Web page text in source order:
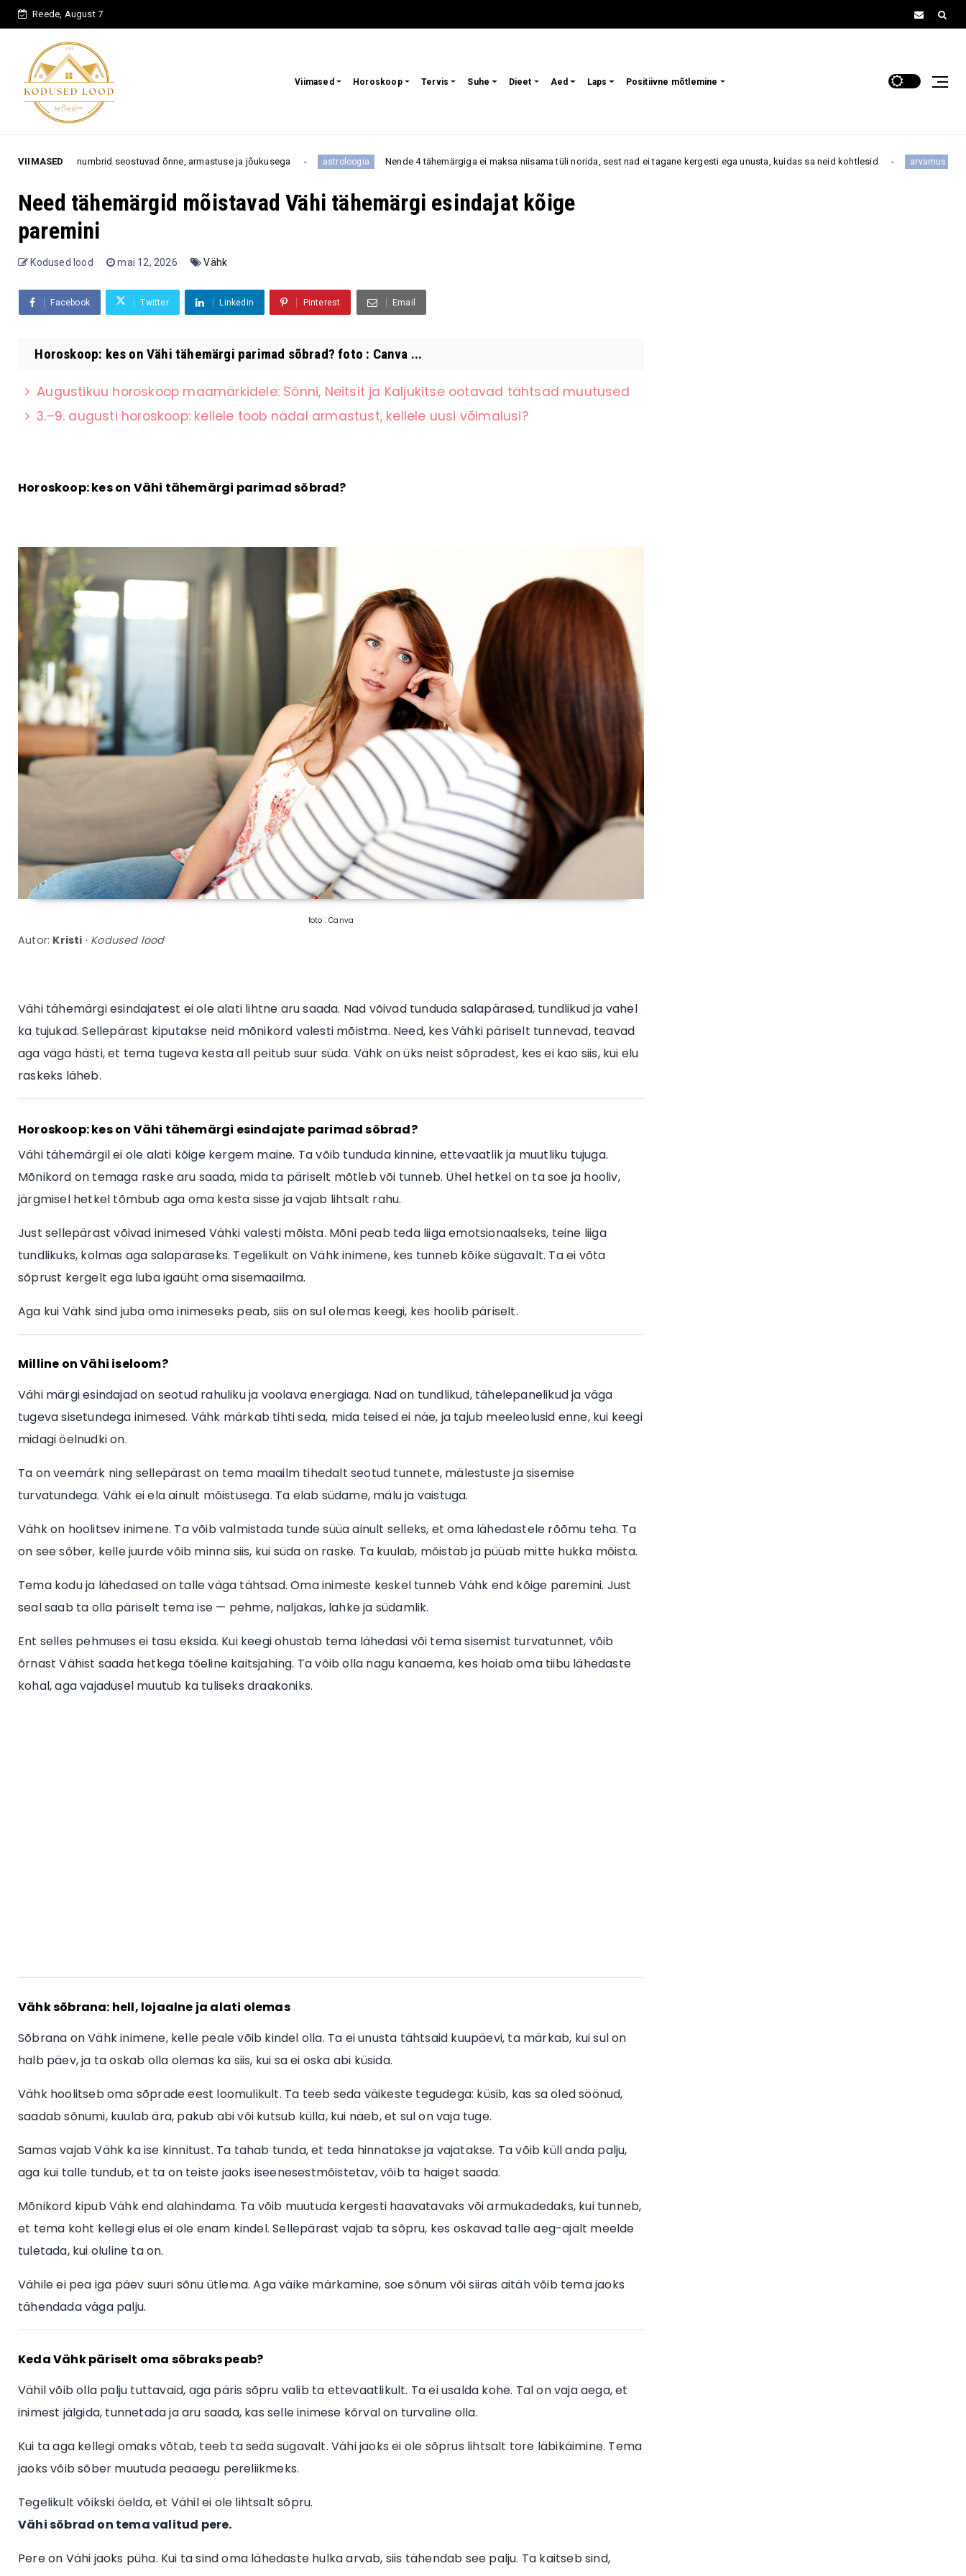
Reede, August 7
Viimased Horoskoop Tervis Suhe Dieet Aed Laps Positiivne mõtlemine
VIIMASED
seostuvad õnne, armastuse ja jõukusega astroloogia Nende 4 tähemärgiga ei maksa niisama tüli norida, sest nad ei tagane kergesti ega unusta, kuidas sa neid kohtlesid arvamus „Bikiinid pole
Need tähemärgid mõistavad Vähi tähemärgi esindajat kõige
paremini
Kodused lood mai 12, 2026 Vähk
Facebook Twitter Linkedin Pinterest Email
Horoskoop: kes on Vähi tähemärgi parimad sõbrad? foto : Canva ...
Augustikuu horoskoop maamärkidele: Sõnni, Neitsit ja Kaljukitse ootavad tähtsad muutused
3.–9. augusti horoskoop: kellele toob nädal armastust, kellele uusi võimalusi?
Horoskoop: kes on Vähi tähemärgi parimad sõbrad?
foto : Canva
Autor: Kristi · Kodused lood
Vähi tähemärgi esindajatest ei ole alati lihtne aru saada. Nad võivad tunduda salapärased, tundlikud ja vahel
ka tujukad. Sellepärast kiputakse neid mõnikord valesti mõistma. Need, kes Vähki päriselt tunnevad, teavad
aga väga hästi, et tema tugeva kesta all peitub suur süda. Vähk on üks neist sõpradest, kes ei kao siis, kui elu
raskeks läheb.
Horoskoop: kes on Vähi tähemärgi esindajate parimad sõbrad?
Vähi tähemärgil ei ole alati kõige kergem maine. Ta võib tunduda kinnine, ettevaatlik ja muutliku tujuga.
Mõnikord on temaga raske aru saada, mida ta päriselt mõtleb või tunneb. Ühel hetkel on ta soe ja hooliv,
järgmisel hetkel tõmbub aga oma kesta sisse ja vajab lihtsalt rahu.
Just sellepärast võivad inimesed Vähki valesti mõista. Mõni peab teda liiga emotsionaalseks, teine liiga
tundlikuks, kolmas aga salapäraseks. Tegelikult on Vähk inimene, kes tunneb kõike sügavalt. Ta ei võta
sõprust kergelt ega luba igaüht oma sisemaailma.
Aga kui Vähk sind juba oma inimeseks peab, siis on sul olemas keegi, kes hoolib päriselt.
Milline on Vähi iseloom?
Vähi märgi esindajad on seotud rahuliku ja voolava energiaga. Nad on tundlikud, tähelepanelikud ja väga
tugeva sisetundega inimesed. Vähk märkab tihti seda, mida teised ei näe, ja tajub meeleolusid enne, kui keegi
midagi öelnudki on.
Ta on veemärk ning sellepärast on tema maailm tihedalt seotud tunnete, mälestuste ja sisemise
turvatundega. Vähk ei ela ainult mõistusega. Ta elab südame, mälu ja vaistuga.
Vähk on hoolitsev inimene. Ta võib valmistada tunde süüa ainult selleks, et oma lähedastele rõõmu teha. Ta
on see sõber, kelle juurde võib minna siis, kui süda on raske. Ta kuulab, mõistab ja püüab mitte hukka mõista.
Tema kodu ja lähedased on talle väga tähtsad. Oma inimeste keskel tunneb Vähk end kõige paremini. Just
seal saab ta olla päriselt tema ise — pehme, naljakas, lahke ja südamlik.
Ent selles pehmuses ei tasu eksida. Kui keegi ohustab tema lähedasi või tema sisemist turvatunnet, võib
õrnast Vähist saada hetkega tõeline kaitsjahing. Ta võib olla nagu kanaema, kes hoiab oma tiibu lähedaste
kohal, aga vajadusel muutub ka tuliseks draakoniks.
Vähk sõbrana: hell, lojaalne ja alati olemas
Sõbrana on Vähk inimene, kelle peale võib kindel olla. Ta ei unusta tähtsaid kuupäevi, ta märkab, kui sul on
halb päev, ja ta oskab olla olemas ka siis, kui sa ei oska abi küsida.
Vähk hoolitseb oma sõprade eest loomulikult. Ta teeb seda väikeste tegudega: küsib, kas sa oled söönud,
saadab sõnumi, kuulab ära, pakub abi või kutsub külla, kui näeb, et sul on vaja tuge.
Samas vajab Vähk ka ise kinnitust. Ta tahab tunda, et teda hinnatakse ja vajatakse. Ta võib küll anda palju,
aga kui talle tundub, et ta on teiste jaoks iseenesestmõistetav, võib ta haiget saada.
Mõnikord kipub Vähk end alahindama. Ta võib muutuda kergesti haavatavaks või armukadedaks, kui tunneb,
et tema koht kellegi elus ei ole enam kindel. Sellepärast vajab ta sõpru, kes oskavad talle aeg-ajalt meelde
tuletada, kui oluline ta on.
Vähile ei pea iga päev suuri sõnu ütlema. Aga väike märkamine, soe sõnum või siiras aitäh võib tema jaoks
tähendada väga palju.
Keda Vähk päriselt oma sõbraks peab?
Vähil võib olla palju tuttavaid, aga päris sõpru valib ta ettevaatlikult. Ta ei usalda kohe. Tal on vaja aega, et
inimest jälgida, tunnetada ja aru saada, kas selle inimese kõrval on turvaline olla.
Kui ta aga kellegi omaks võtab, teeb ta seda sügavalt. Vähi jaoks ei ole sõprus lihtsalt tore läbikäimine. Tema
jaoks võib sõber muutuda peaaegu pereliikmeks.
Tegelikult võikski öelda, et Vähil ei ole lihtsalt sõpru.
Vähi sõbrad on tema valitud pere.
Pere on Vähi jaoks püha. Kui ta sind oma lähedaste hulka arvab, siis tähendab see palju. Ta kaitseb sind,